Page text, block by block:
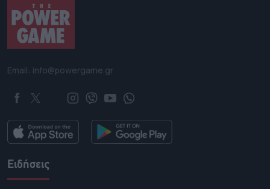
Email: info@powergame.gr
Ειδήσεις